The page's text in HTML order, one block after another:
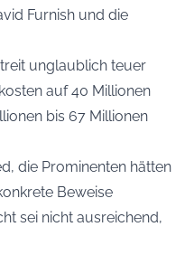
Furnish und die
unglaublich teuer
auf 40 Millionen
bis 67 Millionen
die Prominenten hätten
Beweise
sei nicht ausreichend,